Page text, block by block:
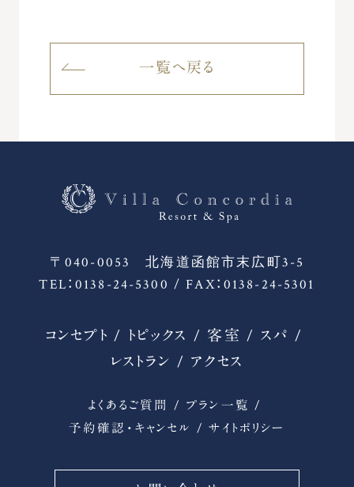
一覧へ戻る
〒040-0053 北海道函館市末広町3-5
TEL：0138-24-5300 / FAX：0138-24-5301
コンセプト トピックス 客室
スパ
レストラン
アクセス
よくあるご質問
プラン一覧
予約確認・キャンセル
サイトポリシー